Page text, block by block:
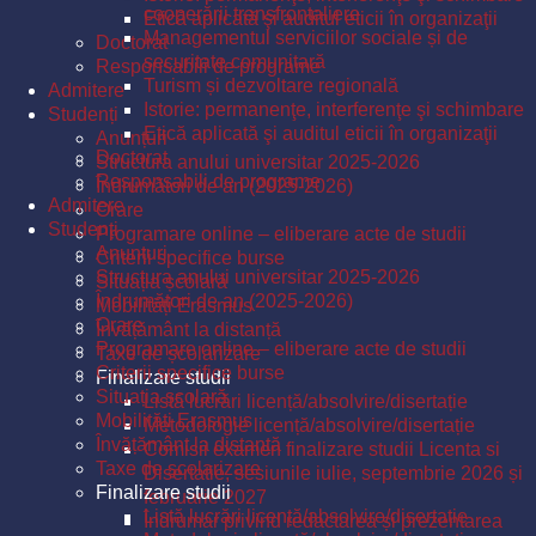
Etică aplicată şi auditul eticii în organizaţii
Doctorat
Responsabili de programe
Admitere
Studenți
Anunțuri
Structura anului universitar 2025-2026
Îndrumători de an (2025-2026)
Orare
Programare online – eliberare acte de studii
Criterii specifice burse
Situația școlară
Mobilități Erasmus
Învățământ la distanță
Taxe de școlarizare
Finalizare studii
Listă lucrări licență/absolvire/disertație
Metodologie licență/absolvire/disertație
Comisii examen finalizare studii Licenta si
Disertatie, sesiunile iulie, septembrie 2026 și
februarie 2027
Îndrumar privind redactarea și prezentarea
cooperării transfrontaliere
Managementul serviciilor sociale și de
securitate comunitară
Turism și dezvoltare regională
Istorie: permanenţe, interferenţe şi schimbare
Etică aplicată şi auditul eticii în organizaţii
Doctorat
Responsabili de programe
Admitere
Studenți
Anunțuri
Structura anului universitar 2025-2026
Îndrumători de an (2025-2026)
Orare
Programare online – eliberare acte de studii
Criterii specifice burse
Situația școlară
Mobilități Erasmus
Învățământ la distanță
Taxe de școlarizare
Finalizare studii
Listă lucrări licență/absolvire/disertație